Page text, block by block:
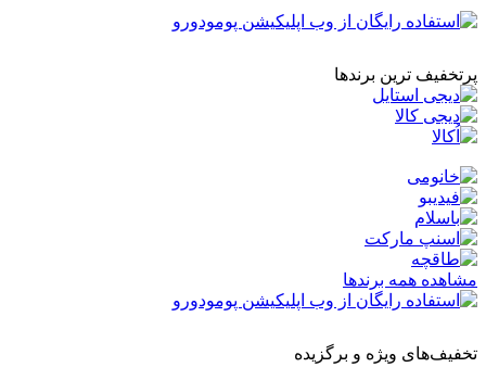
پرتخفیف ترین برندها
مشاهده همه برندها
تخفیف‌های ویژه و برگزیده